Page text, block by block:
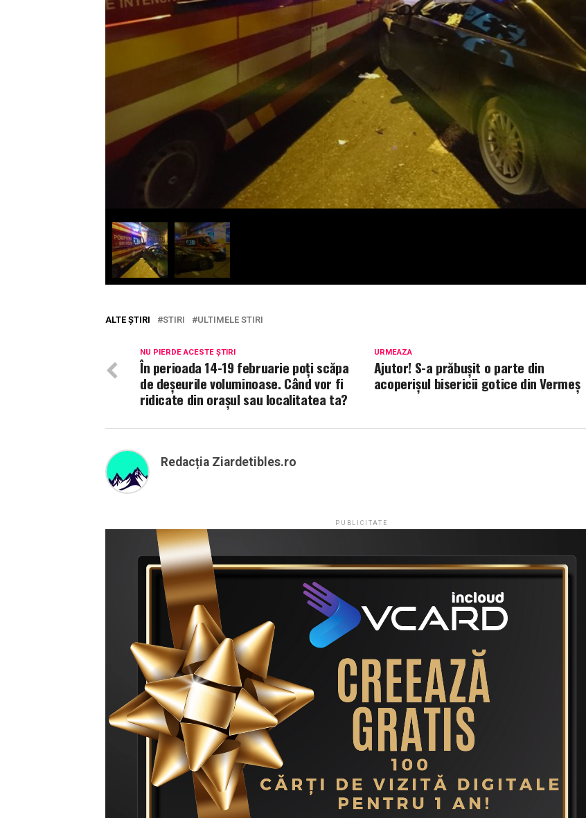
ALTE ȘTIRI STIRI ULTIMELE STIRI
URMEAZA
Ajutor! S-a prăbușit o parte din
acoperișul bisericii gotice din Vermeș
NU PIERDE ACESTE ȘTIRI
În perioada 14-19 februarie poți scăpa
de deșeurile voluminoase. Când vor fi
ridicate din orașul sau localitatea ta?
Redacția Ziardetibles.ro
PUBLICITATE